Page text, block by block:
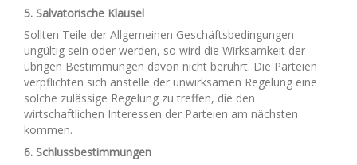
5. Salvatorische Klausel
Sollten Teile der Allgemeinen Geschäftsbedingungen
ungültig sein oder werden, so wird die Wirksamkeit der
übrigen Bestimmungen davon nicht berührt. Die Parteien
verpflichten sich anstelle der unwirksamen Regelung eine
solche zulässige Regelung zu treffen, die den
wirtschaftlichen Interessen der Parteien am nächsten
kommen.
6. Schlussbestimmungen